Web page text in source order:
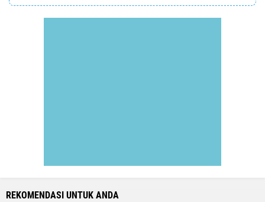
REKOMENDASI UNTUK ANDA